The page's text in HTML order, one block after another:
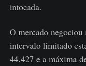
intocada.
O mercado
intervalo limitado
44.427 e a máxima